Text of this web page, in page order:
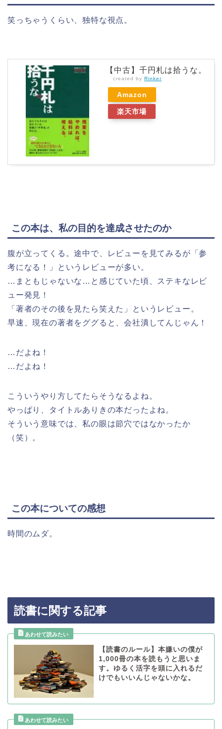
笑っちゃうくらい、独特な視点。
【中古】千円札は拾うな。
created by Rinker
Amazon
楽天市場
この本は、私の目的を達成させたのか
腹が立ってくる。途中で、レビューを見てみるが「参
考になる！」というレビューが多い。
…まともじゃないな…と感じていた頃、ステキなレビ
ュー発見！
「著者のその後を見たら笑えた」というレビュー。
早速、現在の著者をググると、会社潰してんじゃん！
…だよね！
…だよね！
こういうやり方してたらそうなるよね。
やっぱり、タイトルありきの本だったよね。
そういう意味では、私の眼は節穴ではなかったか
（笑）。
この本についての感想
時間のムダ。
読書に関する記事
【読書のルール】本嫌いの僕が
1,000冊の本を読もうと思いま
す。ゆるく活字を頭に入れるだ
けでもいいんじゃないかな。